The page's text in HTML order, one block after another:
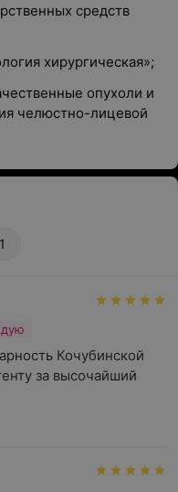
средств
хирургическая»;
опухоли и
челюстно-лицевой
Кочубинской
за высочайший